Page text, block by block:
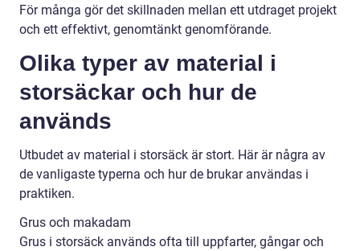
För många gör det skillnaden mellan ett utdraget projekt
och ett effektivt, genomtänkt genomförande.
Olika typer av material i
storsäckar och hur de
används
Utbudet av material i storsäck är stort. Här är några av
de vanligaste typerna och hur de brukar användas i
praktiken.
Grus och makadam
Grus i storsäck används ofta till uppfarter, gångar och